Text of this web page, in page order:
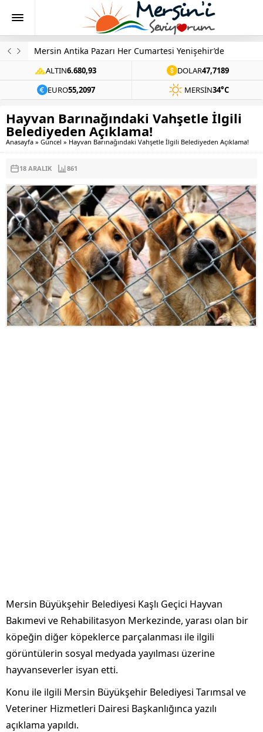
Mersin Antika Pazarı Her Cumartesi Yenişehir’de
ALTIN6.680,93 DOLAR47,7189
EURO55,2097 MERSIN34°C
Hayvan Barınağındaki Vahşetle İlgili
Belediyeden Açıklama!
Anasayfa » Güncel » Hayvan Barınağındaki Vahşetle İlgili Belediyeden Açıklama!
18 ARALIK 861
Mersin Büyükşehir Belediyesi Kaşlı Geçici Hayvan
Bakımevi ve Rehabilitasyon Merkezinde, yarası olan bir
köpeğin diğer köpeklerce parçalanması ile ilgili
görüntülerin sosyal medyada yayılması üzerine
hayvanseverler isyan etti.
Konu ile ilgili Mersin Büyükşehir Belediyesi Tarımsal ve
Veteriner Hizmetleri Dairesi Başkanlığınca yazılı
açıklama yapıldı.